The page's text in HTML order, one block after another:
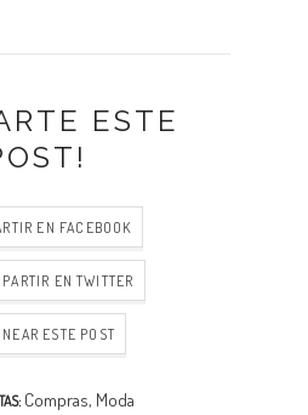
ESTE
EN FACEBOOK
EN TWITTER
ESTE POST
Compras, Moda